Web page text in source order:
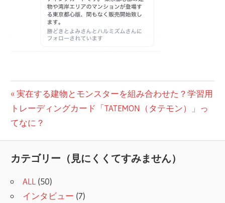
投
稿
ビ
ー
前
の
記
実在する建物とモンスターを組み合わせた？学習用
トレーディングカード「​TATEMON（タテモン）」っ
てなに？
カテゴリー（見にくくてすみません）
ALL (50)
インタビュー (7)